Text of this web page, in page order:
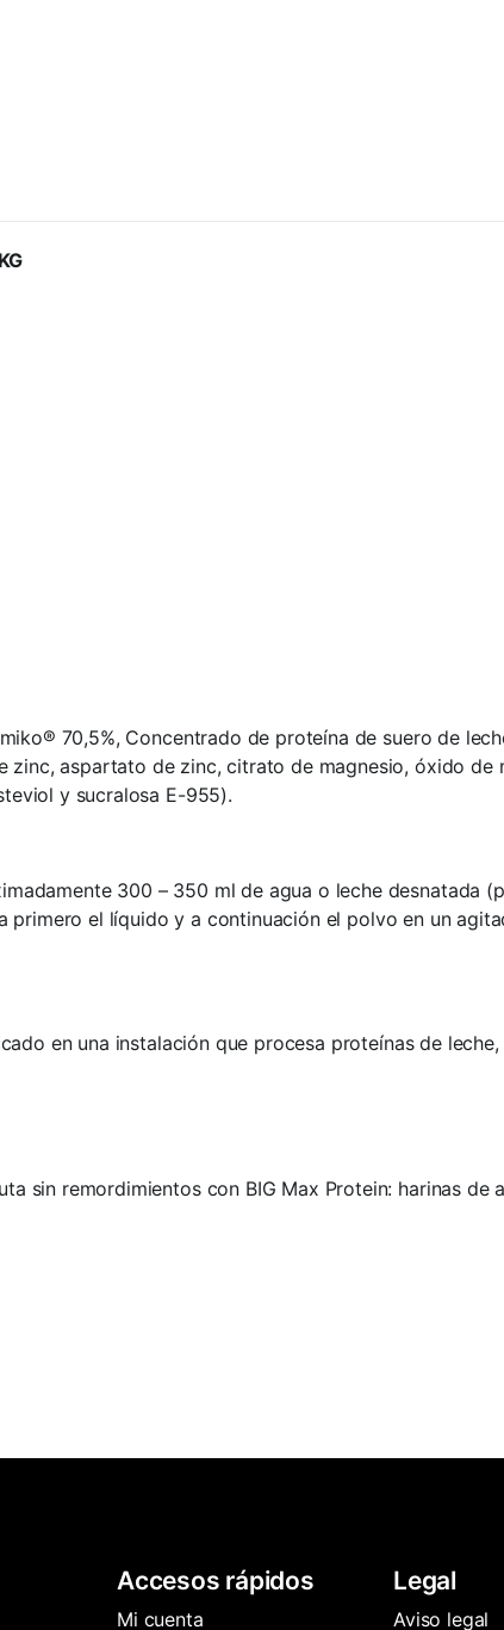
70,5%, Concentrado de proteína de suero de
zinc, aspartato de zinc, citrato de magnesio, óxido
y sucralosa E-955).
300 – 350 ml de agua o leche desnatada
primero el líquido y a continuación el polvo en un
en una instalación que procesa proteínas de
sin remordimientos con BIG Max Protein: harinas de
Accesos rápidos
Mi cuenta
Legal
Aviso legal